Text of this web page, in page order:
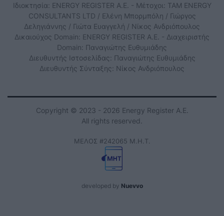
Ιδιοκτησία: ENERGY REGISTER Α.Ε. - Μέτοχοι: TAM ENERGY
CONSULTANTS LTD / Ελένη Μπορμπόλη / Γιώργος
Δεληγιάννης / Γιώτα Ευαγγελή / Νίκος Ανδριόπουλος
Δικαιούχος Domain: ENERGY REGISTER Α.Ε. - Διαχειριστής
Domain: Παναγιώτης Ευθυμιάδης
Διευθυντής Ιστοσελίδας: Παναγιώτης Ευθυμιάδης
Διευθυντής Σύνταξης: Νίκος Ανδριόπουλος
Copyright © 2023 - 2026 Energy Register Α.Ε.
All rights reserved.
ΜΕΛΟΣ #242065 Μ.Η.Τ.
developed by Nuevvo